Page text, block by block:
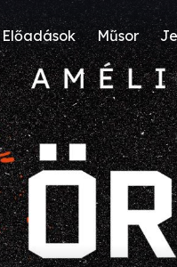
Előadások Műsor